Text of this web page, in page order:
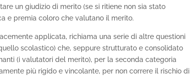
un giudizio di merito (se si ritiene non sia stato
e premia coloro che valutano il merito.
applicata, richiama una serie di altre questioni
scolastico) che, seppure strutturato e consolidato
(i valutatori del merito), per la seconda categoria
più rigido e vincolante, per non correre il rischio di